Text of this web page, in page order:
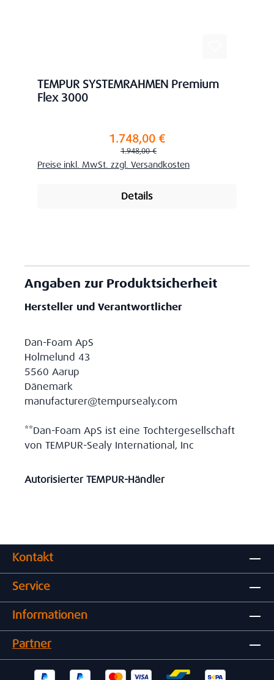
TEMPUR SYSTEMRAHMEN Premium
Flex 3000
Verkaufspreis:1.748,00 €
Regulärer Preis:
1.948,00 €
Preise inkl. MwSt. zzgl. Versandkosten
Details
Angaben zur Produktsicherheit
Hersteller und Verantwortlicher
Dan-Foam ApS
Holmelund 43
5560 Aarup
Dänemark
manufacturer@tempursealy.com
**Dan-Foam ApS ist eine Tochtergesellschaft
von TEMPUR-Sealy International, Inc
Autorisierter TEMPUR-Händler
Kontakt
Service
Informationen
Partner